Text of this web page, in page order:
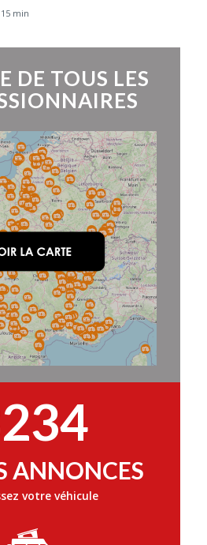
min
DE TOUS LES
ANNONCES
votre véhicule